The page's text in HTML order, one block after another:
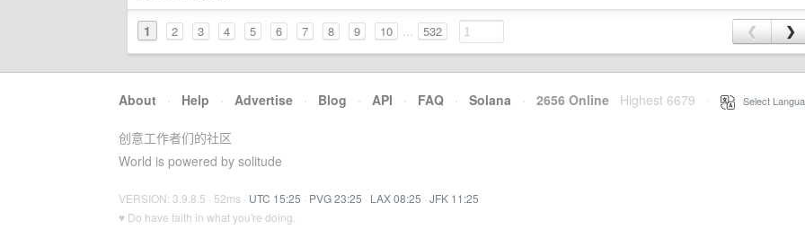
1 2 3 4 5 6 7 8 9 10 ... 532 ❮ ❯
About · Help · Advertise · Blog · API · FAQ · Solana · 2656 Online Highest 6679 Select
创意工作者们的社区
World is powered by solitude
VERSION: 3.9.8.5 · 52ms · UTC 15:25 · PVG 23:25 · LAX 08:25 · JFK 11:25
♥ Do have faith in what you're doing.